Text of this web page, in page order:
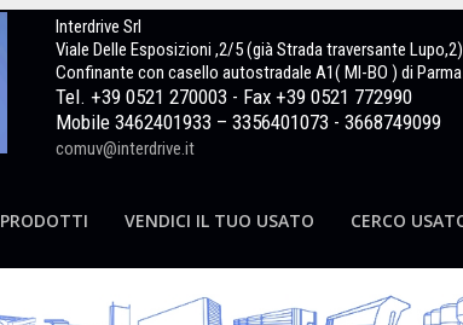
Interdrive Srl
Viale Delle Esposizioni ,2/5 (già Strada traversante
Confinante con casello autostradale A1( MI-BO ) di
Tel. +39 0521 270003 - Fax +39 0521 772990
Mobile 3462401933 – 3356401073 - 3668749099
comuv@interdrive.it
PRODOTTI VENDICI IL TUO USATO CERCO